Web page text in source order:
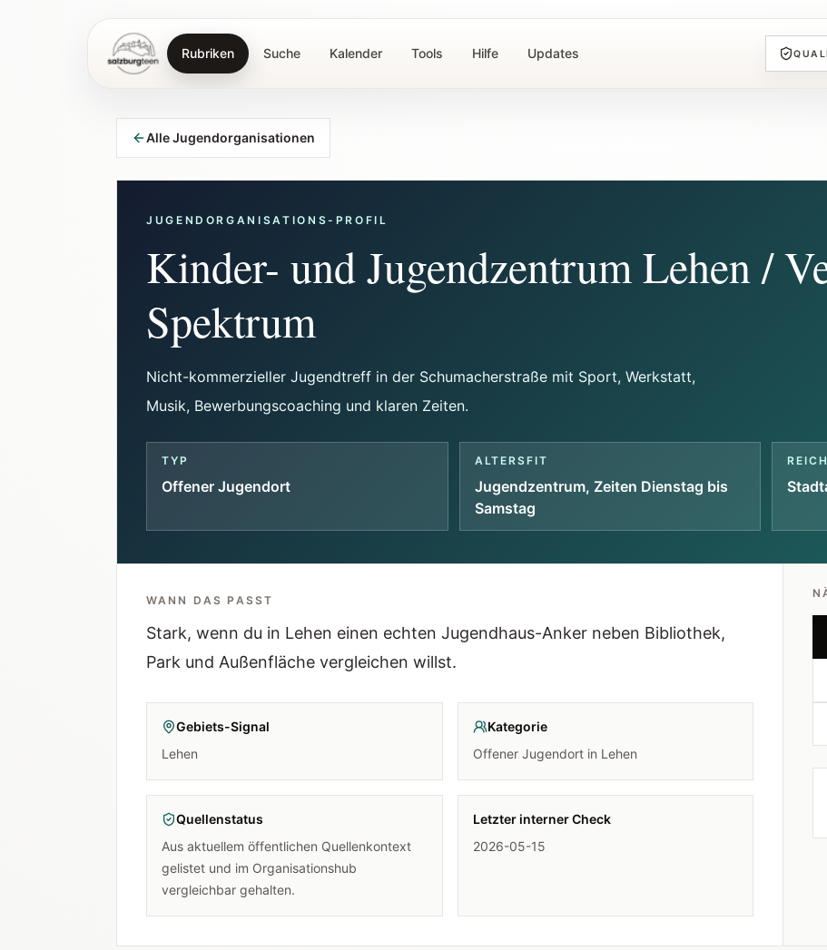
SalzburgTeenRubriken Suche Kalender Tools Hilfe Updates
Alle Jugendorganisationen
JUGENDORGANISATIONS-PROFIL
Kinder- und Jugendzentrum Lehen /
Spektrum
Nicht-kommerzieller Jugendtreff in der Schumacherstraße mit Sport, Werkstatt,
Musik, Bewerbungscoaching und klaren Zeiten.
TYP
Offener Jugendort
ALTERSFIT
Jugendzentrum, Zeiten Dienstag bis
Samstag
WANN DAS PASST
Stark, wenn du in Lehen einen echten Jugendhaus-Anker neben Bibliothek,
Park und Außenfläche vergleichen willst.
Gebiets-Signal
Lehen
Kategorie
Offener Jugendort in Lehen
Quellenstatus
Aus aktuellem öffentlichen Quellenkontext
gelistet und im Organisationshub
vergleichbar gehalten.
Letzter interner Check
2026-05-15